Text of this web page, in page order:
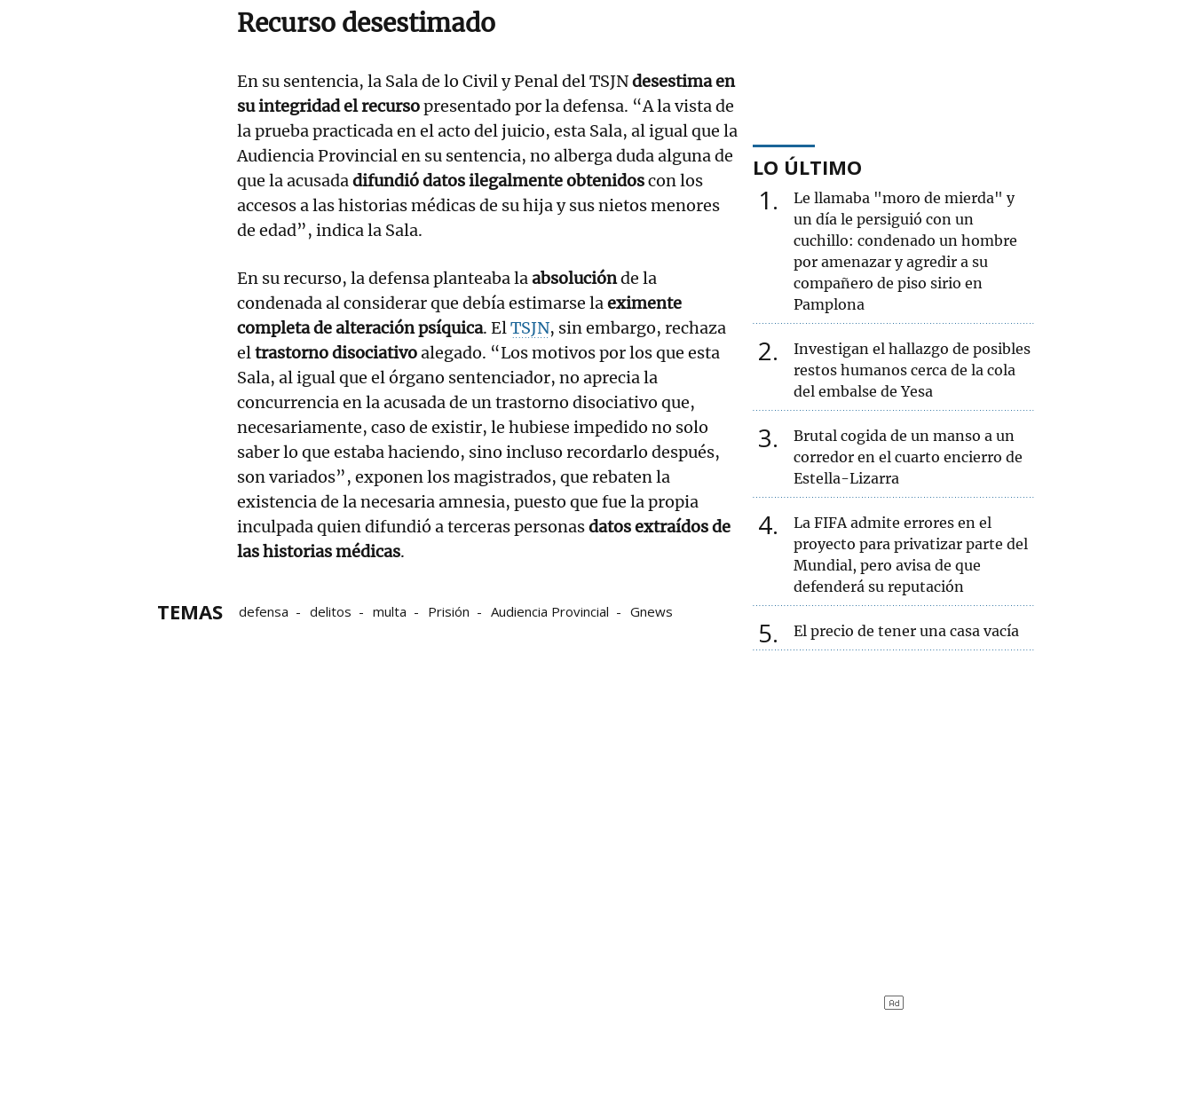
Recurso desestimado
En su sentencia, la Sala de lo Civil y Penal del TSJNdesestima en
su integridad el recursopresentado por la defensa. “A la vista de
la prueba practicada en el acto del juicio, esta Sala, al igual que la
Audiencia Provincial en su sentencia, no alberga duda alguna de
que la acusadadifundió datos ilegalmente obtenidoscon los
accesos a las historias médicas de su hija y sus nietos menores
de edad”, indica la Sala.
En su recurso, la defensa planteaba laabsoluciónde la
condenada al considerar que debía estimarse laeximente
completa de alteración psíquica. ElTSJN, sin embargo, rechaza
eltrastorno disociativoalegado. “Los motivos por los que esta
Sala, al igual que el órgano sentenciador, no aprecia la
concurrencia en la acusada de un trastorno disociativo que,
necesariamente, caso de existir, le hubiese impedido no solo
saber lo que estaba haciendo, sino incluso recordarlo después,
son variados”, exponen los magistrados, que rebaten la
existencia de la necesaria amnesia, puesto que fue la propia
inculpada quien difundió a terceras personasdatos extraídos de
las historias médicas.
TEMAS defensa delitos multa Prisión Audiencia Provincial Gnews
LO ÚLTIMO
1
Le llamaba "moro de mierda" y
un día le persiguió con un
cuchillo: condenado un hombre
por amenazar y agredir a su
compañero de piso sirio en
Pamplona
2
Investigan el hallazgo de posibles
restos humanos cerca de la cola
del embalse de Yesa
3
Brutal cogida de un manso a un
corredor en el cuarto encierro de
Estella-Lizarra
4
La FIFA admite errores en el
proyecto para privatizar parte del
Mundial, pero avisa de que
defenderá su reputación
5 El precio de tener una casa vacía